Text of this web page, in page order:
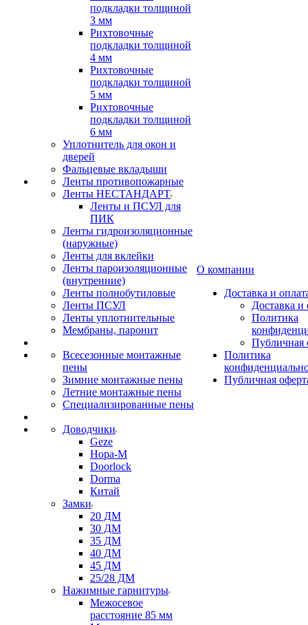
подкладки толщиной
3 мм
Рихтовочные
подкладки толщиной
4 мм
Рихтовочные
подкладки толщиной
5 мм
Рихтовочные
подкладки толщиной
6 мм
Уплотнитель для окон и
дверей
Фальцевые вкладыши
Ленты противопожарные
Ленты НЕСТАНДАРТ
Ленты и ПСУЛ для
ПИК
Ленты гидроизоляционные
(наружные)
Ленты для вклейки
Ленты пароизоляционные
(внутренние)
Ленты полнобутиловые
Ленты ПСУЛ
Ленты уплотнительные
Мембраны, паронит
Всесезонные монтажные
пены
Зимние монтажные пены
Летние монтажные пены
Специализированные пены
Доводчики
Geze
Нора-М
Doorlock
Dorma
Китай
Замки
20 ДМ
30 ДМ
35 ДМ
40 ДМ
45 ДМ
25/28 ДМ
Нажимные гарнитуры
Межосевое
расстояние 85 мм
О компании
Доставка и
Доставка и
Политика
Публичная
Политика
Публичная